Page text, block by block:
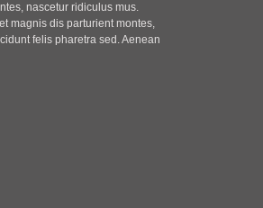
nascetur ridiculus mus.
magnis dis parturient montes,
felis pharetra sed. Aenean